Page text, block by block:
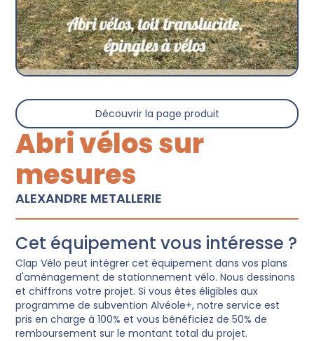
Découvrir la page produit
Abri vélos sur
mesures
ALEXANDRE METALLERIE
Cet équipement vous intéresse ?
Clap Vélo peut intégrer cet équipement dans vos plans
d'aménagement de stationnement vélo. Nous dessinons
et chiffrons votre projet. Si vous êtes éligibles aux
programme de subvention Alvéole+, notre service est
pris en charge à 100% et vous bénéficiez de 50% de
remboursement sur le montant total du projet.